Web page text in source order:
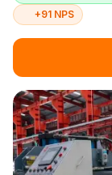
+91 NPS